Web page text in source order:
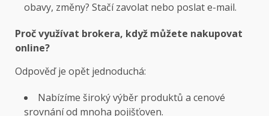
obavy, změny? Stačí zavolat nebo poslat e-mail.
Proč využívat brokera, když můžete nakupovat
online?
Odpověď je opět jednoduchá:
Nabízíme široký výběr produktů a cenové
srovnání od mnoha pojišťoven.